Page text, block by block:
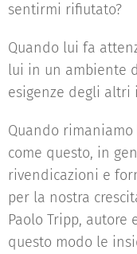
sentirmi rifiutato?
Quando lui fa
lui in un ambiente
esigenze degli altri
Quando
come questo, in
rivendicazioni e
per la nostra
Paolo Tripp, autore
questo modo le